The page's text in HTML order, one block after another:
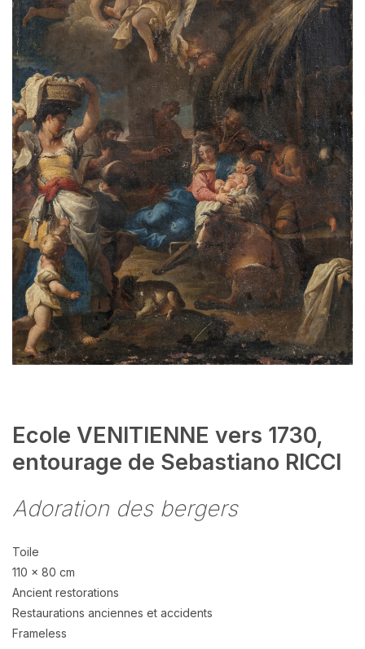
Ecole VENITIENNE vers 1730,
entourage de Sebastiano RICCI
Adoration des bergers
Toile
110 x 80 cm
Ancient restorations
Restaurations anciennes et accidents
Frameless